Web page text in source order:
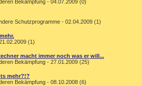
Bekämpfung - 04.07.2009 (0)
Schutzprogramme - 02.04.2009 (1)
(1)
macht immer noch was er will...
Bekämpfung - 27.01.2009 (25)
mehr?!?
Bekämpfung - 08.10.2008 (6)